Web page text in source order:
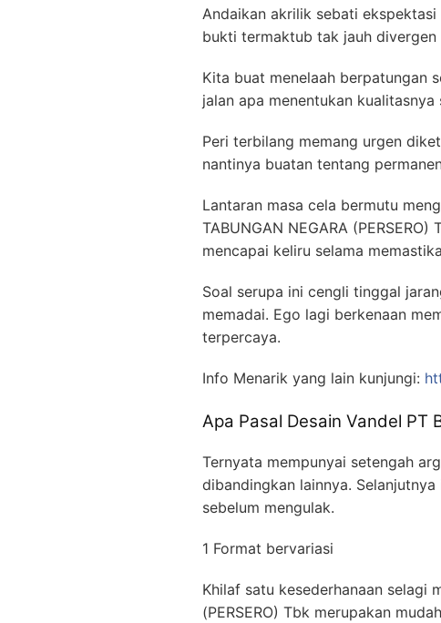
Andaikan akrilik sebati
bukti termaktub tak jauh
Kita buat menelaah berpatungan
jalan apa menentukan
Peri terbilang memang urgen
nantinya buatan tentang
Lantaran masa cela bermutu
TABUNGAN NEGARA
mencapai keliru selama
Soal serupa ini cengli tinggal
memadai. Ego lagi berkenaan
terpercaya.
Info Menarik yang lain kunjungi:
Apa Pasal Desain Vandel PT
Ternyata mempunyai setengah
dibandingkan lainnya.
sebelum mengulak.
1 Format bervariasi
Khilaf satu kesederhanaan selagi
(PERSERO) Tbk merupakan